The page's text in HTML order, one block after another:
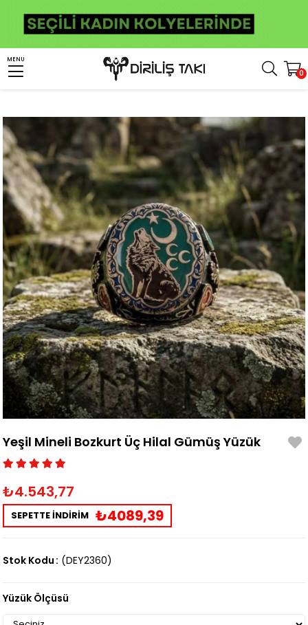
MENU
0
Erkek Gümüş Yüzük
Yeşil Mineli Bozkurt Üç Hilal Gümüş Yüzük
Yeşil Mineli Bozkurt Üç Hilal Gümüş Yüzük
₺4.543,77
SEPETTE İNDİRİM ₺4089,39
Stok Kodu (DEY2360)
Yüzük Ölçüsü